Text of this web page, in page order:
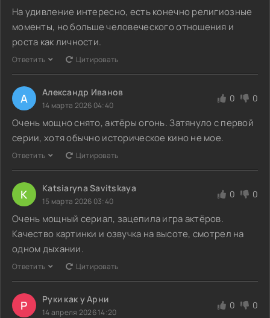
На удивление интересно, есть конечно религиозные
моменты, но больше человеческого отношения и
роста как личности.
Ответить Цитировать
А Александр Иванов
14 марта 2026 04:40
0 0
Очень мощно снято, актёры огонь. Затянуло с первой
серии, хотя обычно историческое кино не мое.
Ответить Цитировать
K Katsiaryna Savitskaya
15 марта 2026 03:40
0 0
Очень мощный сериал, зацепила игра актёров.
Качество картинки и озвучка на высоте, смотрел на
одном дыхании.
Ответить Цитировать
Р Руки как у Арни
14 апреля 2026 14:20
0 0